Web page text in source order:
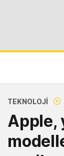
TEKNOLOJI
Apple,